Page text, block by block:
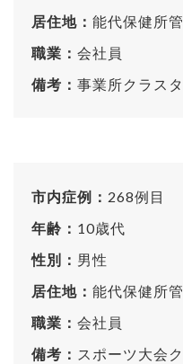
居住地： 能代保健所
職業： 会社員
備考： 事業所クラスタ
市内症例： 268例目
年齢： 10歳代
性別： 男性
居住地： 能代保健所
職業： 会社員
備考： スポーツ大会